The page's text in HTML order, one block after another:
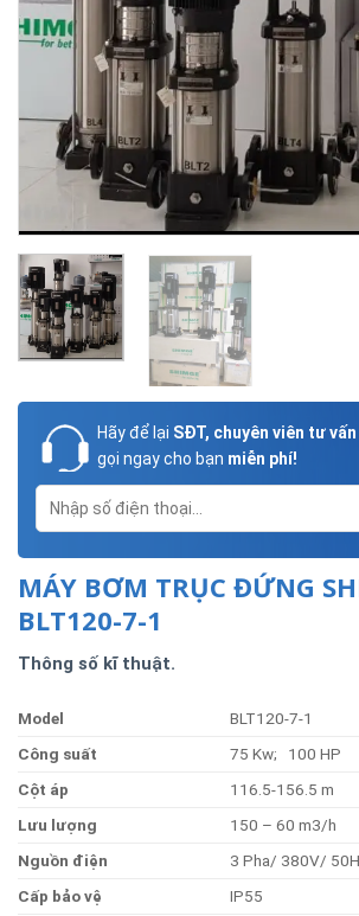
Hãy để lại SĐT, chuyên viên tư vấn
gọi ngay cho bạn miễn phí!
MÁY BƠM TRỤC ĐỨNG
BLT120-7-1
Thông số kĩ thuật.
Model
BLT120-7-1
Công suất
75 Kw; 100 HP
Cột áp
116.5-156.5 m
Lưu lượng
150 – 60 m3/h
Nguồn điện
3 Pha/ 380V/
Cấp bảovệ
IP55